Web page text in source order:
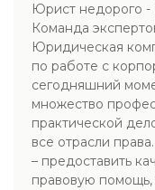
Юрист недорого
Команда
Юридическая
по работе с
сегодняшний
множество
практической
все отрасли
– предоставить
правовую